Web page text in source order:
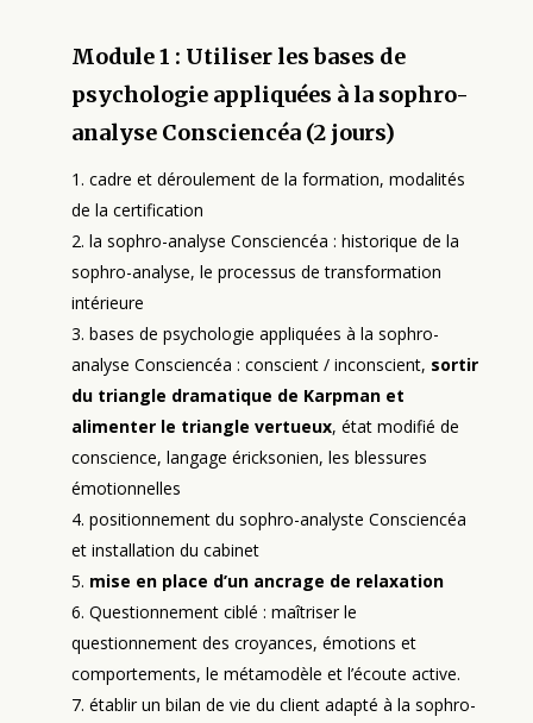
Module 1 : Utiliser les bases de
psychologie appliquées à la sophro-
analyse Consciencéa (2 jours)
cadre et déroulement de la formation, modalités
de la certification
la sophro-analyse Consciencéa : historique de la
sophro-analyse, le processus de transformation
intérieure
bases de psychologie appliquées à la sophro-
analyse Consciencéa : conscient / inconscient, sortir
du triangle dramatique de Karpman et
alimenter le triangle vertueux, état modifié de
conscience, langage éricksonien, les blessures
émotionnelles
positionnement du sophro-analyste Consciencéa
et installation du cabinet
mise en place d’un ancrage de relaxation
Questionnement ciblé : maîtriser le
questionnement des croyances, émotions et
comportements, le métamodèle et l’écoute active.
établir un bilan de vie du client adapté à la sophro-